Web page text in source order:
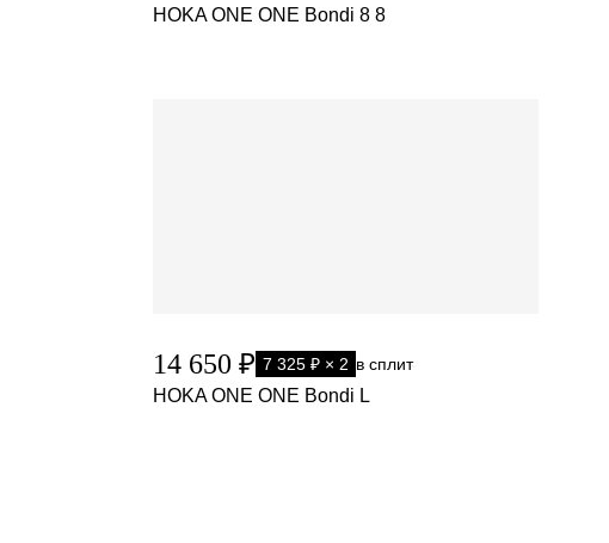
HOKA ONE ONE Bondi 8 8
14 650 ₽ 7 325 ₽ × 2 в сплит
HOKA ONE ONE Bondi L